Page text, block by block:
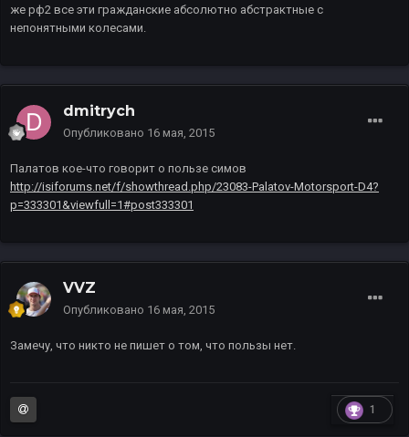
же рф2 все эти гражданские абсолютно абстрактные с
непонятными колесами.
dmitrych
Опубликовано 16 мая, 2015
Палатов кое-что говорит о пользе симов
http://isiforums.net/f/showthread.php/23083-Palatov-Motorsport-D4?
p=333301&viewfull=1#post333301
VVZ
Опубликовано 16 мая, 2015
Замечу, что никто не пишет о том, что пользы нет.
1